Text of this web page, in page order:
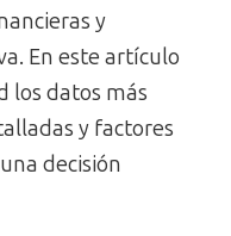
y
En este artículo
los datos más
y factores
decisión